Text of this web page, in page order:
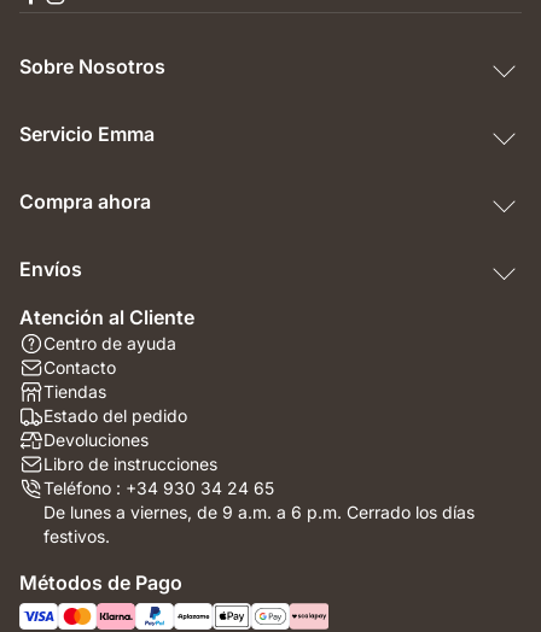
Sobre Nosotros
Servicio Emma
Compra ahora
Envíos
Atención al Cliente
Centro de ayuda
Contacto
Tiendas
Estado del pedido
Devoluciones
Libro de instrucciones
Teléfono : +34 930 34 24 65
De lunes a viernes, de 9 a.m. a 6 p.m. Cerrado los días
festivos.
Métodos de Pago